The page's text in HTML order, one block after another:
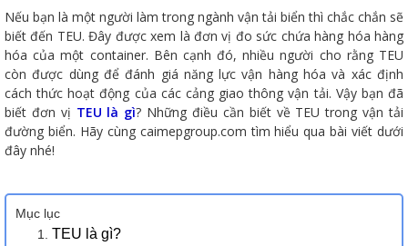
Nếu bạn là một người làm trong ngành vận tải biển thì chắc chắn sẽ
biết đến TEU. Đây được xem là đơn vị đo sức chứa hàng hóa hàng
hóa của một container. Bên cạnh đó, nhiều người cho rằng TEU
còn được dùng để đánh giá năng lực vận hàng hóa và xác định
cách thức hoạt động của các cảng giao thông vận tải. Vậy bạn đã
biết đơn vị TEU là gì? Những điều cần biết về TEU trong vận tải
đường biển. Hãy cùng caimepgroup.com tìm hiểu qua bài viết dưới
đây nhé!
Mục lục
TEU là gì?